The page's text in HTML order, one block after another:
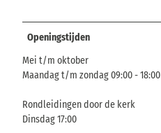
Openingstijden
Mei t/m oktober
Maandag t/m zondag 09:00 - 18:00
Rondleidingen door de kerk
Dinsdag 17:00